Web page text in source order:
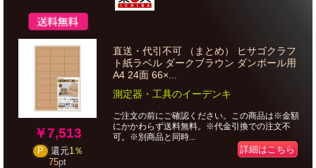
￥7,513
P 還元1％
75pt
直送・代引不可 （まとめ） ヒサゴクラフ
ト紙ラベル ダークブラウン ダンボール用
A4 24面 66×...
測定器・工具のイーデンキ
ご注文の前にご確認ください。この商品は※金額
にかかわらず送料無料。※代金引換での注文不
可。※別商品と同時...
詳細はこちら